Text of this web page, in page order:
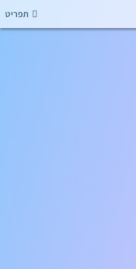
תפריט